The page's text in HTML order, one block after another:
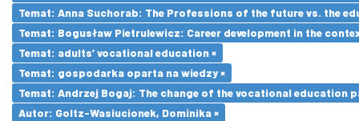
Temat: Anna Suchorab: The Professions of the future vs. the
Temat: Bogusław Pietrulewicz: Career development in the
Temat: adults’ vocational education ×
Temat: gospodarka oparta na wiedzy ×
Temat: Andrzej Bogaj: The change of the vocational education
Autor: Goltz-Wasiucionek, Dominika ×